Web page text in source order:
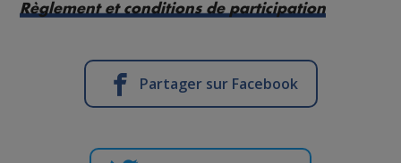
Règlement et conditions de participation
Partager sur Facebook